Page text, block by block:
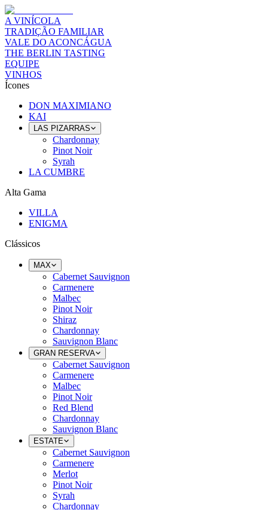
A VINÍCOLA
TRADIÇÃO FAMILIAR
VALE DO ACONCÁGUA
THE BERLIN TASTING
EQUIPE
VINHOS
Ícones
DON MAXIMIANO
KAI
LAS PIZARRAS
Chardonnay
Pinot Noir
Syrah
LA CUMBRE
Alta Gama
VILLA
ENIGMA
Clássicos
MAX
Cabernet Sauvignon
Carmenere
Malbec
Pinot Noir
Shiraz
Chardonnay
Sauvignon Blanc
GRAN RESERVA
Cabernet Sauvignon
Carmenere
Malbec
Pinot Noir
Red Blend
Chardonnay
Sauvignon Blanc
ESTATE
Cabernet Sauvignon
Carmenere
Merlot
Pinot Noir
Syrah
Chardonnay